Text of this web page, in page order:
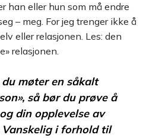
han eller hun som må endre
– meg. For jeg trenger ikke å
eller relasjonen. Les: den
relasjonen.
møter en såkalt
så bør du prøve å
din opplevelse av
Vanskelig i forhold til